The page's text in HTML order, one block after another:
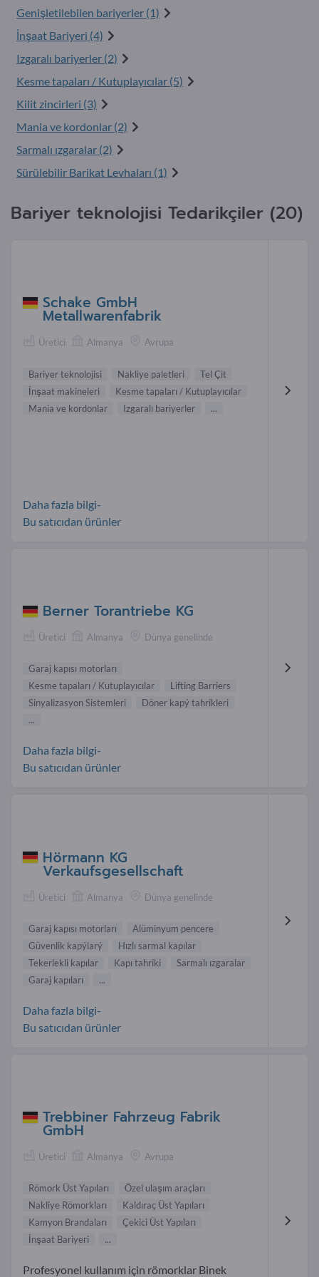
Genişletilebilen bariyerler (1)
İnşaat Bariyeri (4)
Izgaralı bariyerler (2)
Kesme tapaları / Kutuplayıcılar (5)
Kilit zincirleri (3)
Mania ve kordonlar (2)
Sarmalı ızgaralar (2)
Sürülebilir Barikat Levhaları (1)
Bariyer teknolojisi Tedarikçiler (20)
Schake GmbH
Metallwarenfabrik
Üretici Almanya Avrupa
Bariyer teknolojisi Nakliye paletleri
Tel Çit
İnşaat makineleri
Kesme tapaları / Kutuplayıcılar
Mania ve kordonlar
Izgaralı bariyerler ...
Daha fazla bilgi-
Bu satıcıdan ürünler
Berner Torantriebe KG
Üretici Almanya Dünya genelinde
Garaj kapısı motorları
Kesme tapaları / Kutuplayıcılar
Lifting Barriers
Sinyalizasyon Sistemleri
Döner kapý tahrikleri
...
Daha fazla bilgi-
Bu satıcıdan ürünler
Hörmann KG
Verkaufsgesellschaft
Üretici Almanya Dünya genelinde
Garaj kapısı motorları
Alüminyum pencere
Güvenlik kapýlarý
Hızlı sarmal kapılar
Tekerlekli kapılar
Kapı tahriki
Sarmalı ızgaralar
Garaj kapıları
...
Daha fazla bilgi-
Bu satıcıdan ürünler
Trebbiner Fahrzeug Fabrik
GmbH
Üretici Almanya Avrupa
Römork Üst Yapıları
Özel ulaşım araçları
Nakliye Römorkları
Kaldıraç Üst Yapıları
Kamyon Brandaları
Çekici Üst Yapıları
İnşaat Bariyeri
...
Profesyonel kullanım için römorklar Binek